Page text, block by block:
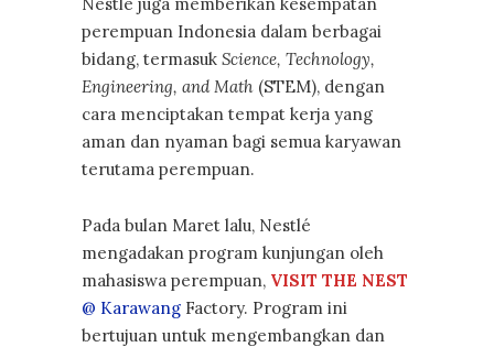
perempuan Indonesia dalam berbagai
bidang, termasuk Science, Technology,
Engineering, and Math (STEM), dengan
cara menciptakan tempat kerja yang
aman dan nyaman bagi semua karyawan
terutama perempuan.
Pada bulan Maret lalu, Nestlé
mengadakan program kunjungan oleh
mahasiswa perempuan, VISIT THE NEST
@ Karawang Factory. Program ini
bertujuan untuk mengembangkan dan